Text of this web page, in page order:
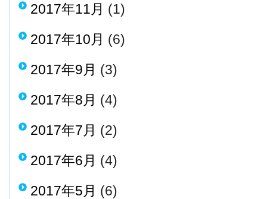
2017年11月 (1)
2017年10月 (6)
2017年9月 (3)
2017年8月 (4)
2017年7月 (2)
2017年6月 (4)
2017年5月 (6)